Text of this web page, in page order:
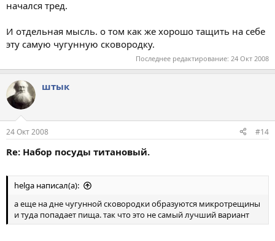
начался тред.
И отдельная мысль. о том как же хорошо тащить на себе
эту самую чугунную сковородку.
Последнее редактирование: 24 Окт 2008
штык
24 Окт 2008 #14
Re: Набор посуды титановый.
helga написал(а):
а еще на дне чугунной сковородки образуются микротрещины
и туда попадает пища. так что это не самый лучший вариант